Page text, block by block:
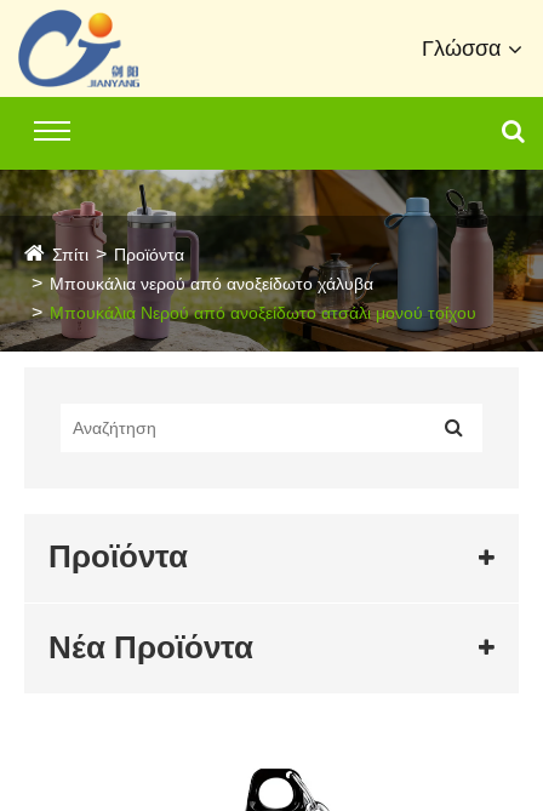
Γλώσσα
Σπίτι
Προϊόντα
Μπουκάλια νερού από ανοξείδωτο χάλυβα
Μπουκάλια Νερού από ανοξείδωτο ατσάλι μονού τοίχου
Προϊόντα
Νέα Προϊόντα